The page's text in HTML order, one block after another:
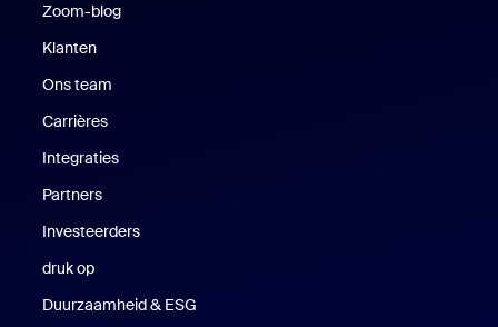
Zoom-blog
Klanten
Ons team
Carrières
Integraties
Partners
Investeerders
druk op
Duurzaamheid & ESG